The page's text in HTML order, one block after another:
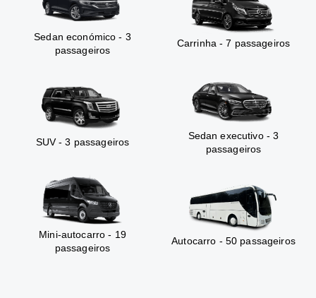
Sedan económico - 3
passageiros
Carrinha - 7 passageiros
SUV - 3 passageiros
Sedan executivo - 3
passageiros
Mini-autocarro - 19
passageiros
Autocarro - 50 passageiros